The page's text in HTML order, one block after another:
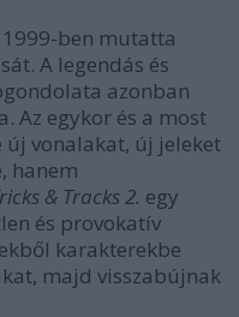
1999-ben mutatta
A legendás és
azonban
Az egykor és a most
új vonalakat, új jeleket
hanem
& Tracks 2. egy
és provokatív
karakterekbe
majd visszabújnak